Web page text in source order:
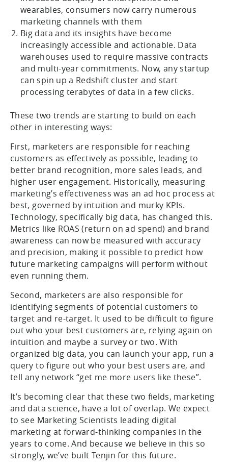
wearables, consumers now carry numerous
marketing channels with them
Big data and its insights have become
increasingly accessible and actionable. Data
warehouses used to require massive contracts
and multi-year commitments. Now, any startup
can spin up a Redshift cluster and start
processing terabytes of data in a few clicks.
These two trends are starting to build on each
other in interesting ways:
First, marketers are responsible for reaching
customers as effectively as possible, leading to
better brand recognition, more sales leads, and
higher user engagement. Historically, measuring
marketing’s effectiveness was an ad hoc process at
best, governed by intuition and murky KPIs.
Technology, specifically big data, has changed this.
Metrics like ROAS (return on ad spend) and brand
awareness can now be measured with accuracy
and precision, making it possible to predict how
future marketing campaigns will perform without
even running them.
Second, marketers are also responsible for
identifying segments of potential customers to
target and re-target. It used to be difficult to figure
out who your best customers are, relying again on
intuition and maybe a survey or two. With
organized big data, you can launch your app, run a
query to figure out who your best users are, and
tell any network “get me more users like these”.
It’s becoming clear that these two fields, marketing
and data science, have a lot of overlap. We expect
to see Marketing Scientists leading digital
marketing at forward-thinking companies in the
years to come. And because we believe in this so
strongly, we’ve built Tenjin for this future.